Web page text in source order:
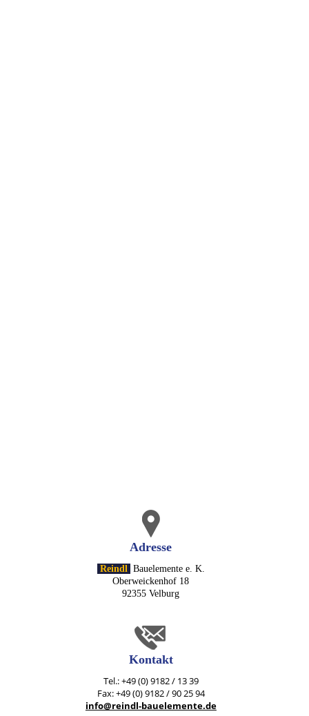
Adresse
Reindl
Bauelemente e. K.
Oberweickenhof 18
92355 Velburg
Kontakt
Tel.: +49 (0) 9182 / 13 39
Fax: +49 (0) 9182 / 90 25 94
info@reindl-bauelemente.de